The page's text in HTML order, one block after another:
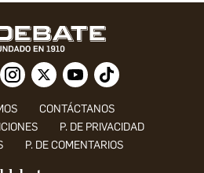
CONTÁCTANOS
P. DE PRIVACIDAD
P. DE COMENTARIOS